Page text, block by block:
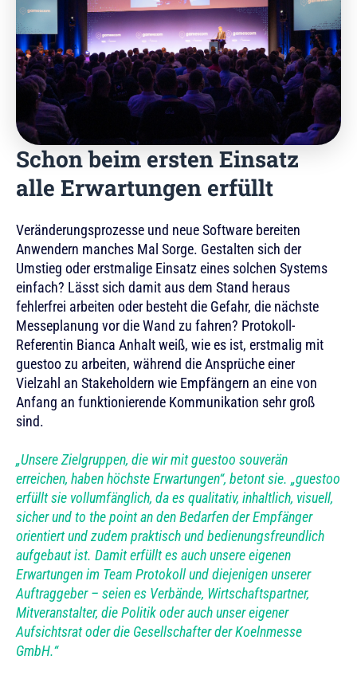
Schon beim ersten Einsatz
alle Erwartungen erfüllt
Veränderungsprozesse und neue Software bereiten
Anwendern manches Mal Sorge. Gestalten sich der
Umstieg oder erstmalige Einsatz eines solchen Systems
einfach? Lässt sich damit aus dem Stand heraus
fehlerfrei arbeiten oder besteht die Gefahr, die nächste
Messeplanung vor die Wand zu fahren? Protokoll-
Referentin Bianca Anhalt weiß, wie es ist, erstmalig mit
guestoo zu arbeiten, während die Ansprüche einer
Vielzahl an Stakeholdern wie Empfängern an eine von
Anfang an funktionierende Kommunikation sehr groß
sind.
„Unsere Zielgruppen, die wir mit guestoo souverän
erreichen, haben höchste Erwartungen“, betont sie. „guestoo
erfüllt sie vollumfänglich, da es qualitativ, inhaltlich, visuell,
sicher und to the point an den Bedarfen der Empfänger
orientiert und zudem praktisch und bedienungsfreundlich
aufgebaut ist. Damit erfüllt es auch unsere eigenen
Erwartungen im Team Protokoll und diejenigen unserer
Auftraggeber – seien es Verbände, Wirtschaftspartner,
Mitveranstalter, die Politik oder auch unser eigener
Aufsichtsrat oder die Gesellschafter der Koelnmesse
GmbH.“